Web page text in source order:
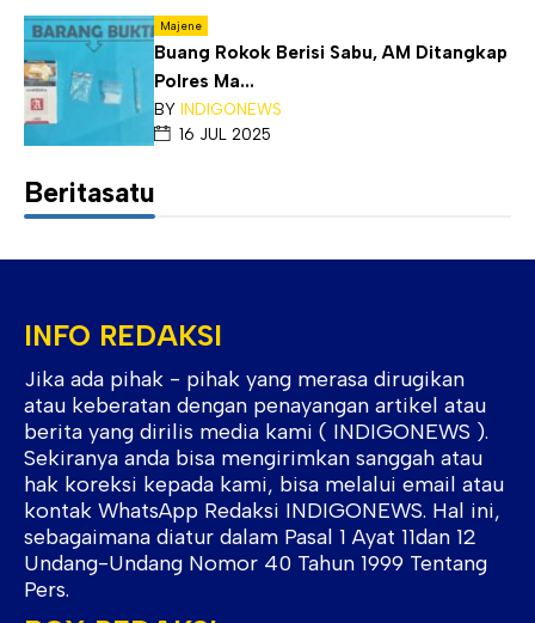
Majene
Buang Rokok Berisi Sabu, AM Ditangkap
Polres Ma...
BY INDIGONEWS
16 JUL 2025
Beritasatu
INFO REDAKSI
Jika ada pihak - pihak yang merasa dirugikan
atau keberatan dengan penayangan artikel atau
berita yang dirilis media kami ( INDIGONEWS ).
Sekiranya anda bisa mengirimkan sanggah atau
hak koreksi kepada kami, bisa melalui email atau
kontak WhatsApp Redaksi INDIGONEWS. Hal ini,
sebagaimana diatur dalam Pasal 1 Ayat 11dan 12
Undang-Undang Nomor 40 Tahun 1999 Tentang
Pers.